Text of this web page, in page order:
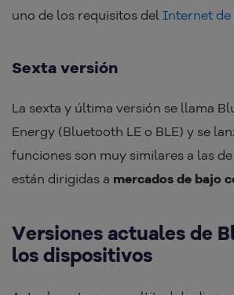
uno de los requisitos del Internet de
Sexta versión
La sexta y última versión se llama
Energy (Bluetooth LE o BLE) y se
funciones son muy similares a las
están dirigidas a mercados de bajo
Versiones actuales de
los dispositivos